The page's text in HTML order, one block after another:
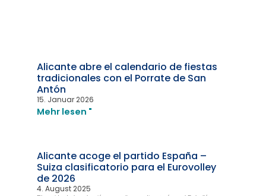
Alicante abre el calendario de fiestas
tradicionales con el Porrate de San
Antón
15. Januar 2026
Mehr lesen "
Alicante acoge el partido España –
Suiza clasificatorio para el Eurovolley
de 2026
4. August 2025